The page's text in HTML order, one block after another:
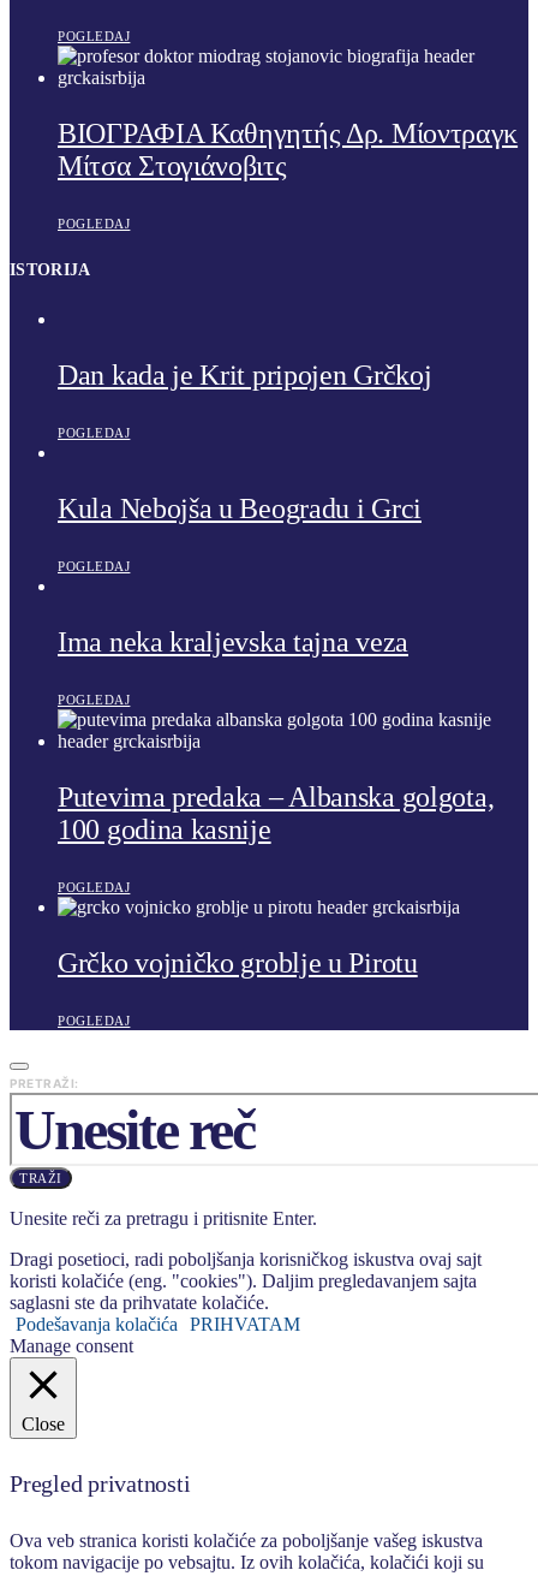
POGLEDAJ
ΒΙΟΓΡΑΦΙΑ Καθηγητής Δρ. Μίοντραγκ
Μίτσα Στογιάνοβιτς
POGLEDAJ
ISTORIJA
Dan kada je Krit pripojen Grčkoj
POGLEDAJ
Kula Nebojša u Beogradu i Grci
POGLEDAJ
Ima neka kraljevska tajna veza
POGLEDAJ
Putevima predaka – Albanska golgota,
100 godina kasnije
POGLEDAJ
Grčko vojničko groblje u Pirotu
POGLEDAJ
PRETRAŽI:
TRAŽI
Unesite reči za pretragu i pritisnite Enter.
Dragi posetioci, radi poboljšanja korisničkog iskustva ovaj sajt
koristi kolačiće (eng. "cookies"). Daljim pregledavanjem sajta
saglasni ste da prihvatate kolačiće.
Podešavanja kolačića
PRIHVATAM
Manage consent
Close
Pregled privatnosti
Ova veb stranica koristi kolačiće za poboljšanje vašeg iskustva
tokom navigacije po vebsajtu. Iz ovih kolačića, kolačići koji su